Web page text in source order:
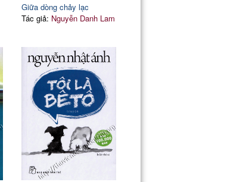
Giữa dòng chảy lạc
Tác giả: Nguyễn Danh Lam